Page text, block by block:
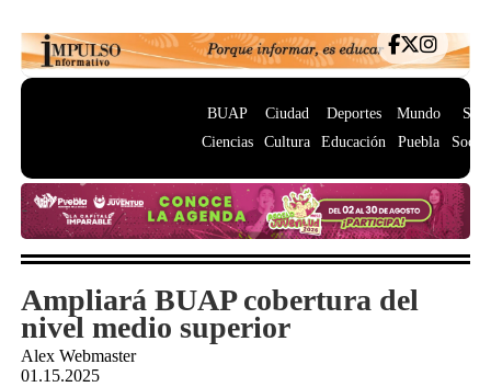
BUAP
Ciencias
Ciudad
Cultura
Deportes
Educación
Mundo
Puebla
Ampliará BUAP cobertura del
nivel medio superior
Alex Webmaster
01.15.2025